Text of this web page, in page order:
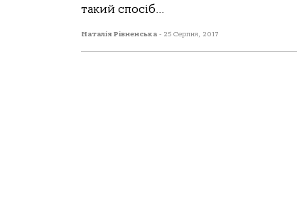
такий спосіб...
Наталія Рівненська - 25 Серпня, 2017